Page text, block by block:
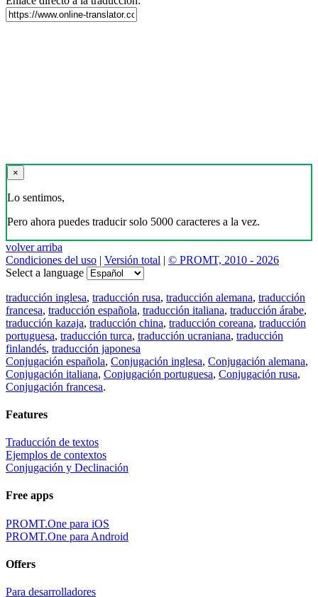
×
Lo sentimos,
Pero ahora puedes traducir solo 5000 caracteres a la vez.
volver arriba
Condiciones del uso | Versión total | © PROMT, 2010 - 2026
Select a language
traducción inglesa, traducción rusa, traducción alemana, traducción
francesa, traducción española, traducción italiana, traducción árabe,
traducción kazaja, traducción china, traducción coreana, traducción
portuguesa, traducción turca, traducción ucraniana, traducción
finlandés, traducción japonesa
Conjugación española, Conjugación inglesa, Conjugación alemana,
Conjugación italiana, Conjugación portuguesa, Conjugación rusa,
Conjugación francesa.
Features
Traducción de textos
Ejemplos de contextos
Conjugación y Declinación
Free apps
PROMT.One para iOS
PROMT.One para Android
Offers
Para desarrolladores